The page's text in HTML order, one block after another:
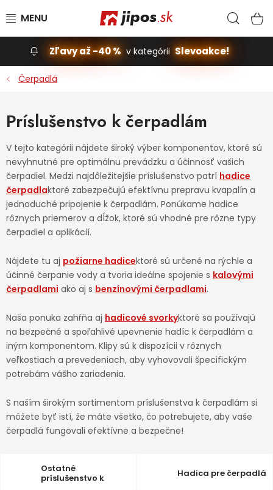
Slevoakce
Záhrada
Príslušenstvo pre automobily
Vybavenie a hračky pre deti
Domácnosť
Ochranné pracovné pomôcky
Vianoce
Fotovoltaika
Servis náradia
Zľavy až -40 % v kategórii Slevoakce!
Čerpadlá
Príslušenstvo k čerpadlám
V tejto kategórii nájdete široký výber komponentov, ktoré sú
nevyhnutné pre optimálnu prevádzku a účinnosť vašich
čerpadiel. Medzi najdôležitejšie príslušenstvo patrí hadice
čerpadlaktoré zabezpečujú efektívnu prepravu kvapalín a
jednoduché pripojenie k čerpadlám. Ponúkame hadice
rôznych priemerov a dĺžok, ktoré sú vhodné pre rôzne typy
čerpadiel a aplikácií.
Nájdete tu aj požiarne hadicektoré sú určené na rýchle a
účinné čerpanie vody a tvoria ideálne spojenie s kalovými
čerpadlami ako aj s benzínovými čerpadlami.
Naša ponuka zahŕňa aj hadicové svorkyktoré sa používajú
na bezpečné a spoľahlivé upevnenie hadíc k čerpadlám a
iným komponentom. Klipy sú k dispozícii v rôznych
veľkostiach a prevedeniach, aby vyhovovali špecifickým
potrebám vášho zariadenia.
S naším širokým sortimentom príslušenstva k čerpadlám si
môžete byť istí, že máte všetko, čo potrebujete, aby vaše
čerpadlá fungovali efektívne a bezpečne!
Ostatné
príslušenstvo k
Hadica pre čerpadlá